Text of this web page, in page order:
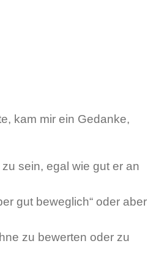
kam mir ein Gedanke,
sein, egal wie gut er an
gut beweglich“ oder aber
zu bewerten oder zu